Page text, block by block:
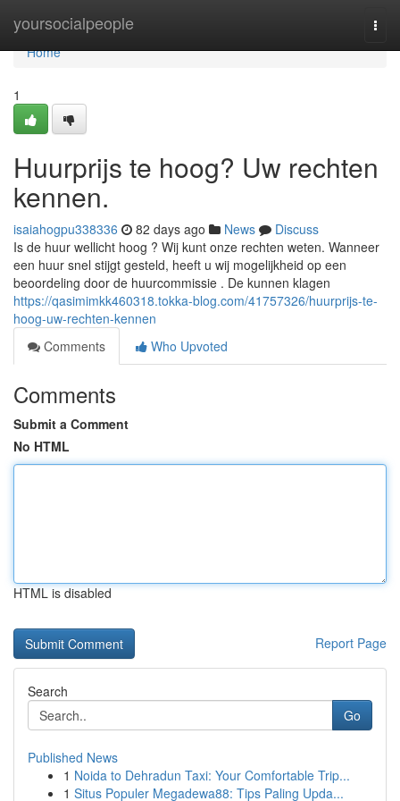
yoursocialpeople
Home
Home
1
Huurprijs te hoog? Uw rechten
kennen.
isaiahogpu338336 82 days ago News
Discuss
Is de huur wellicht hoog ? Wij kunt onze rechten weten. Wanneer
een huur snel stijgt gesteld, heeft u wij mogelijkheid op een
beoordeling door de huurcommissie . De kunnen klagen
https://qasimimkk460318.tokka-blog.com/41757326/huurprijs-te-
hoog-uw-rechten-kennen
Comments
Who Upvoted
Comments
Submit a Comment
No HTML
HTML is disabled
Report Page
Search
Go
Published News
1 Noida to Dehradun Taxi: Your Comfortable Trip...
1 Situs Populer Megadewa88: Tips Paling Upda...